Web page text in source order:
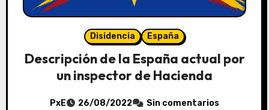
Disidencia España
Descripción de la España actual por
un inspector de Hacienda
PxE 26/08/2022 Sin comentarios